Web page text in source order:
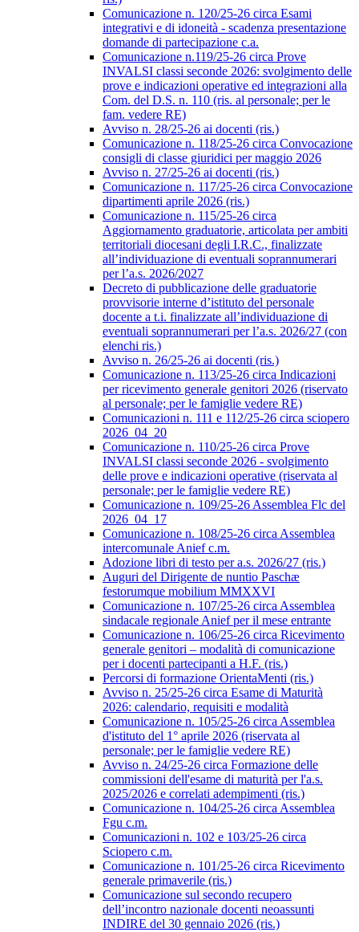
Comunicazione n. 120/25-26 circa Esami
integrativi e di idoneità - scadenza presentazione
domande di partecipazione c.a.
Comunicazione n.119/25-26 circa Prove
INVALSI classi seconde 2026: svolgimento delle
prove e indicazioni operative ed integrazioni alla
Com. del D.S. n. 110 (ris. al personale; per le
fam. vedere RE)
Avviso n. 28/25-26 ai docenti (ris.)
Comunicazione n. 118/25-26 circa Convocazione
consigli di classe giuridici per maggio 2026
Avviso n. 27/25-26 ai docenti (ris.)
Comunicazione n. 117/25-26 circa Convocazione
dipartimenti aprile 2026 (ris.)
Comunicazione n. 115/25-26 circa
Aggiornamento graduatorie, articolata per ambiti
territoriali diocesani degli I.R.C., finalizzate
all’individuazione di eventuali soprannumerari
per l’a.s. 2026/2027
Decreto di pubblicazione delle graduatorie
provvisorie interne d’istituto del personale
docente a t.i. finalizzate all’individuazione di
eventuali soprannumerari per l’a.s. 2026/27 (con
elenchi ris.)
Avviso n. 26/25-26 ai docenti (ris.)
Comunicazione n. 113/25-26 circa Indicazioni
per ricevimento generale genitori 2026 (riservato
al personale; per le famiglie vedere RE)
Comunicazioni n. 111 e 112/25-26 circa sciopero
2026_04_20
Comunicazione n. 110/25-26 circa Prove
INVALSI classi seconde 2026 - svolgimento
delle prove e indicazioni operative (riservata al
personale; per le famiglie vedere RE)
Comunicazione n. 109/25-26 Assemblea Flc del
2026_04_17
Comunicazione n. 108/25-26 circa Assemblea
intercomunale Anief c.m.
Adozione libri di testo per a.s. 2026/27 (ris.)
Auguri del Dirigente de nuntio Paschæ
festorumque mobilium MMXXVI
Comunicazione n. 107/25-26 circa Assemblea
sindacale regionale Anief per il mese entrante
Comunicazione n. 106/25-26 circa Ricevimento
generale genitori – modalità di comunicazione
per i docenti partecipanti a H.F. (ris.)
Percorsi di formazione OrientaMenti (ris.)
Avviso n. 25/25-26 circa Esame di Maturità
2026: calendario, requisiti e modalità
Comunicazione n. 105/25-26 circa Assemblea
d'istituto del 1° aprile 2026 (riservata al
personale; per le famiglie vedere RE)
Avviso n. 24/25-26 circa Formazione delle
commissioni dell'esame di maturità per l'a.s.
2025/2026 e correlati adempimenti (ris.)
Comunicazione n. 104/25-26 circa Assemblea
Fgu c.m.
Comunicazioni n. 102 e 103/25-26 circa
Sciopero c.m.
Comunicazione n. 101/25-26 circa Ricevimento
generale primaverile (ris.)
Comunicazione sul secondo recupero
dell’incontro nazionale docenti neoassunti
INDIRE del 30 gennaio 2026 (ris.)